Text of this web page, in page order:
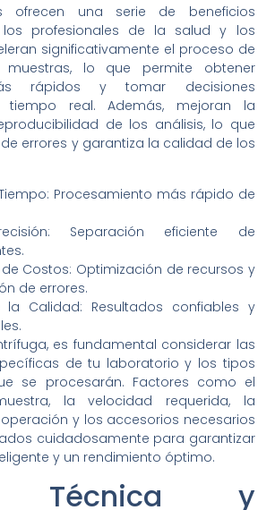
ofrecen una serie de beneficios
profesionales de la salud y los
significativamente el proceso de
muestras, lo que permite obtener
rápidos y tomar decisiones
tiempo real. Además, mejoran la
de los análisis, lo que
errores y garantiza la calidad de los
Procesamiento más rápido de
Separación eficiente de
Costos: Optimización de recursos y
de errores.
la Calidad: Resultados confiables y
es fundamental considerar las
de tu laboratorio y los tipos
se procesarán. Factores como el
la velocidad requerida, la
y los accesorios necesarios
cuidadosamente para garantizar
y un rendimiento óptimo.
Técnica y